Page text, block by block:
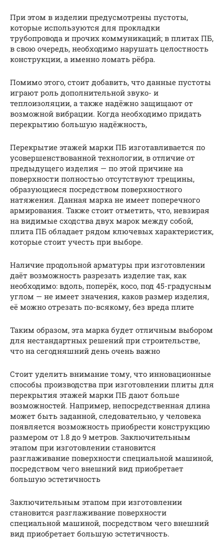
При этом в изделии предусмотрены пустоты,
которые используются для прокладки
трубопровода и прочих коммуникаций; в плитах ПБ,
в свою очередь, необходимо нарушать целостность
конструкции, а именно ломать рёбра.
Помимо этого, стоит добавить, что данные пустоты
играют роль дополнительной звуко- и
теплоизоляции, а также надёжно защищают от
возможной вибрации. Когда необходимо придать
перекрытию большую надёжность,
Перекрытие этажей марки ПБ изготавливается по
усовершенствованной технологии, в отличие от
предыдущего изделия — по этой причине на
поверхности полностью отсутствуют трещины,
образующиеся посредством поверхностного
натяжения. Данная марка не имеет поперечного
армирования. Также стоит отметить, что, невзирая
на видимые сходства двух марок между собой,
плита ПБ обладает рядом ключевых характеристик,
которые стоит учесть при выборе.
Наличие продольной арматуры при изготовлении
даёт возможность разрезать изделие так, как
необходимо: вдоль, поперёк, косо, под 45-градусным
углом — не имеет значения, каков размер изделия,
её можно отрезать по-всякому, без вреда плите
Таким образом, эта марка будет отличным выбором
для нестандартных решений при строительстве,
что на сегодняшний день очень важно
Стоит уделить внимание тому, что инновационные
способы производства при изготовлении плиты для
перекрытия этажей марки ПБ дают больше
возможностей. Например, непосредственная длина
может быть заданной, следовательно, у человека
появляется возможность приобрести конструкцию
размером от 1.8 до 9 метров. Заключительным
этапом при изготовлении становится
разглаживание поверхности специальной машиной,
посредством чего внешний вид приобретает
большую эстетичность
Заключительным этапом при изготовлении
становится разглаживание поверхности
специальной машиной, посредством чего внешний
вид приобретает большую эстетичность.